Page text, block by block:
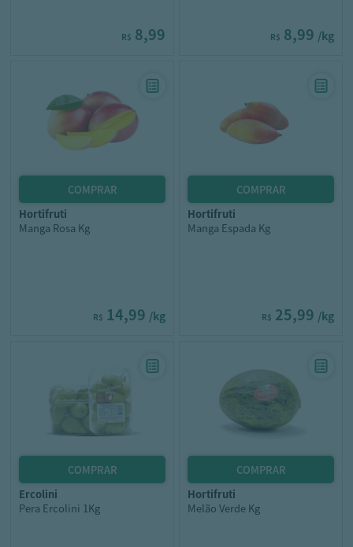
R$ 8,99 R$ 8,99 /kg
hortifruti
Manga Rosa Kg
R$ 14,99 /kg
hortifruti
Manga Espada Kg
R$ 25,99 /kg
ercolini
Pera Ercolini 1Kg
hortifruti
Melão Verde Kg